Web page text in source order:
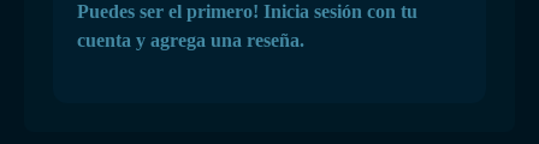
Puedes ser el primero! Inicia sesión con tu
cuenta y agrega una reseña.